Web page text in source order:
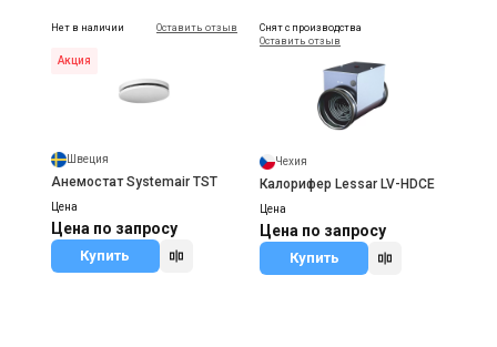
Нет в наличии Оставить отзыв
Акция
Швеция
Анемостат Systemair TST
Цена
Цена по запросу
Купить
Снят с производства
Оставить отзыв
Чехия
Калорифер Lessar LV-HDCE
Цена
Цена по запросу
Купить